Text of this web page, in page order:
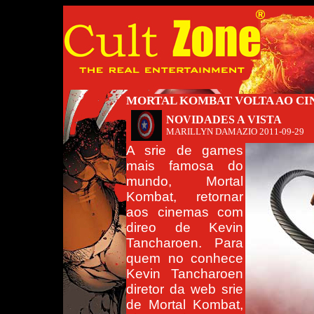
MORTAL KOMBAT VOLTA AO
NOVIDADES A VISTA
MARILLYN DAMAZIO 2011-09-29
A srie de games
mais famosa do
mundo, Mortal
Kombat, retornar
aos cinemas com
direo de Kevin
Tancharoen. Para
quem no conhece
Kevin Tancharoen
diretor da web srie
de Mortal Kombat,